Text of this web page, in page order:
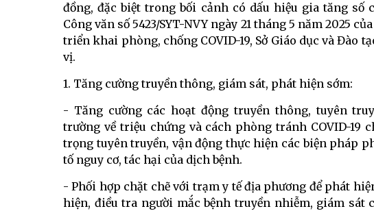
đồng, đặc biệt trong bối cảnh có dấu hiệu gia tăng số
Công văn số 5423/SYT-NVY ngày 21 tháng 5 năm 2025
triển khai phòng, chống COVID-19, Sở Giáo dục và Đào
vị.
1. Tăng cường truyền thông, giám sát, phát hiện sớm:
- Tăng cường các hoạt động truyền thông, tuyên
trường về triệu chứng và cách phòng tránh COVID-19
trọng tuyên truyền, vận động thực hiện các biện pháp
tố nguy cơ, tác hại của dịch bệnh.
- Phối hợp chặt chẽ với trạm y tế địa phương để phát
hiện, điều tra người mắc bệnh truyền nhiễm, giám sát